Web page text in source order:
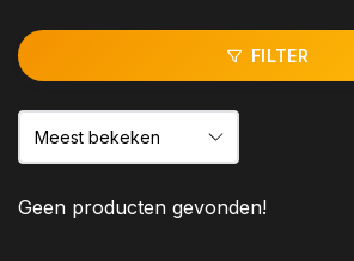
FILTER
Geen producten gevonden!